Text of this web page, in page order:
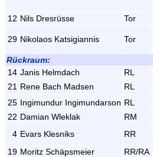
12 Nils Dresrüsse Tor
29 Nikolaos Katsigiannis Tor
Rückraum:
14 Janis Helmdach RL
21 Rene Bach Madsen RL
25 Ingimundur Ingimundarson RL
22 Damian Wleklak RM
4 Evars Klesniks RR
19 Moritz Schäpsmeier RR/RA